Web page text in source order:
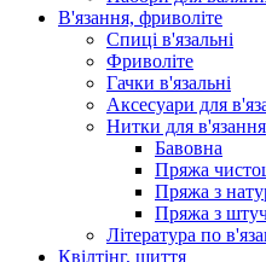
В'язання, фриволіте
Спиці в'язальні
Фриволіте
Гачки в'язальні
Аксесуари для
Нитки для в'язання
Бавовна
Пряжа
Пряжа з
Пряжа з
Література по
Квілтінг, шиття